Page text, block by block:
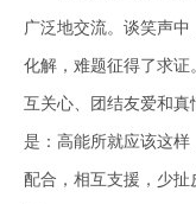
广泛地交流。谈笑声
化解，难题征得了求证
互关心、团结友爱和
是：高能所就应该这
配合，相互支援，少